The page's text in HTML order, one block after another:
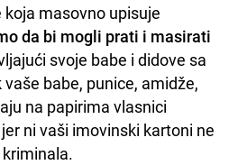
masovno upisuje
da bi mogli prati i masirati
svoje babe i didove sa
babe, punice, amidže,
na papirima vlasnici
ni vaši imovinski kartoni ne